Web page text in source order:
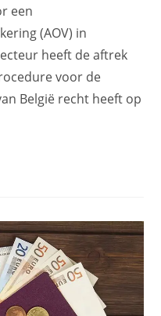
een
(AOV) in
heeft de aftrek
voor de
België recht heeft op